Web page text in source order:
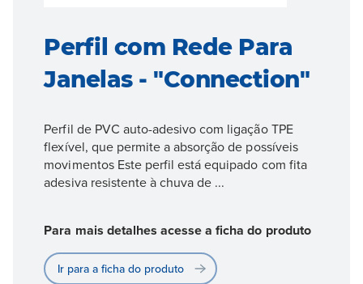
Perfil com Rede Para
Janelas - "Connection"
Perfil de PVC auto-adesivo com ligação TPE
flexível, que permite a absorção de possíveis
movimentos Este perfil está equipado com fita
adesiva resistente à chuva de ...
Para mais detalhes acesse a ficha do produto
Ir para a ficha do produto